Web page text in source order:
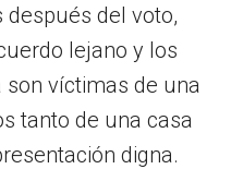
después del voto,
lejano y los
víctimas de una
tanto de una casa
digna.